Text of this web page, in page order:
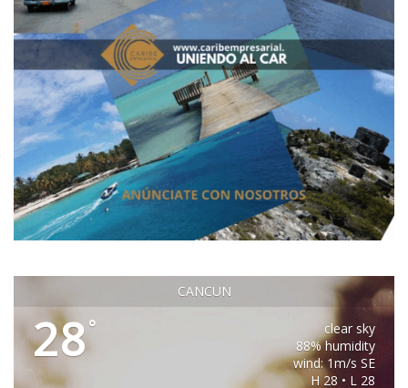
CANCUN
28°
clear sky
88% humidity
wind: 1m/s SE
H 28 • L 28